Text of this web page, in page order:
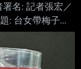
名: 記者張宏／
: 台女帶梅子鹽
記錄 4.完整新
海關
品可卡因，一番